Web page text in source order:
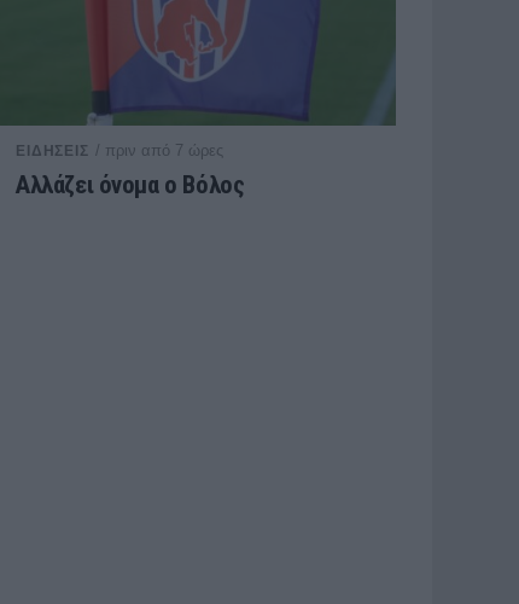
ΕΙΔΗΣΕΙΣ / πριν από 7 ώρες
Αλλάζει όνομα ο Βόλος